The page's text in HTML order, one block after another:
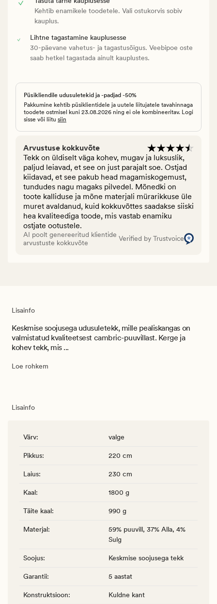
Kehtib enamikele toodetele. Vali ostukorvis sobiv
kauplus.
Lihtne tagastamine kauplusesse
30-päevane vahetus- ja tagastusõigus. Veebipoe oste
saab hetkel tagastada ainult kauplustes.
Püsikliendile udusuletekid ja -padjad -50%
Pakkumine kehtib püsiklientidele ja uutele liitujatele tavahinnaga
toodete ostmisel kuni 23.08.2026 ning ei ole kombineeritav. Logi
sisse või liitu siin
Arvustuse kokkuvõte
Tekk on üldiselt väga kohev, mugav ja luksuslik,
paljud leiavad, et see on just parajalt soe. Ostjad
kiidavad, et see pakub head magamiskogemust,
tundudes nagu magaks pilvedel. Mõnedki on
toote kalliduse ja mõne materjali mürarikkuse üle
muret avaldanud, kuid kokkuvõttes saadakse siiski
hea kvaliteediga toode, mis vastab enamiku
ostjate ootustele.
AI poolt genereeritud klientide
arvustuste kokkuvõte
Verified by Trustvoice
Lisainfo
Keskmise soojusega udusuletekk, mille pealiskangas on
valmistatud kvaliteetsest cambric-puuvillast. Kerge ja
kohev tekk, mis ...
Loe rohkem
Lisainfo
Värv: valge
Pikkus: 220 cm
Laius: 230 cm
Kaal: 1800 g
Täite kaal: 990 g
Materjal:
59% puuvill, 37% Alla, 4%
Sulg
Soojus: Keskmise soojusega tekk
Garantii: 5 aastat
Konstruktsioon: Kuldne kant